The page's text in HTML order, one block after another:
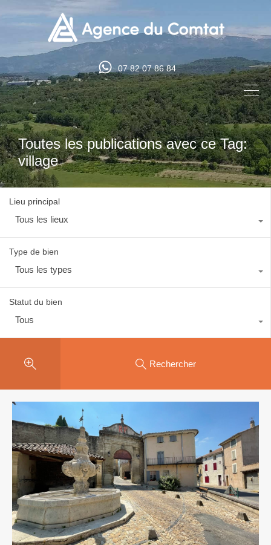
07 82 07 86 84
Toutes les publications avec ce Tag:
village
Lieu principal
Tous les lieux
Type de bien
Tous les types
Statut du bien
Tous
Rechercher